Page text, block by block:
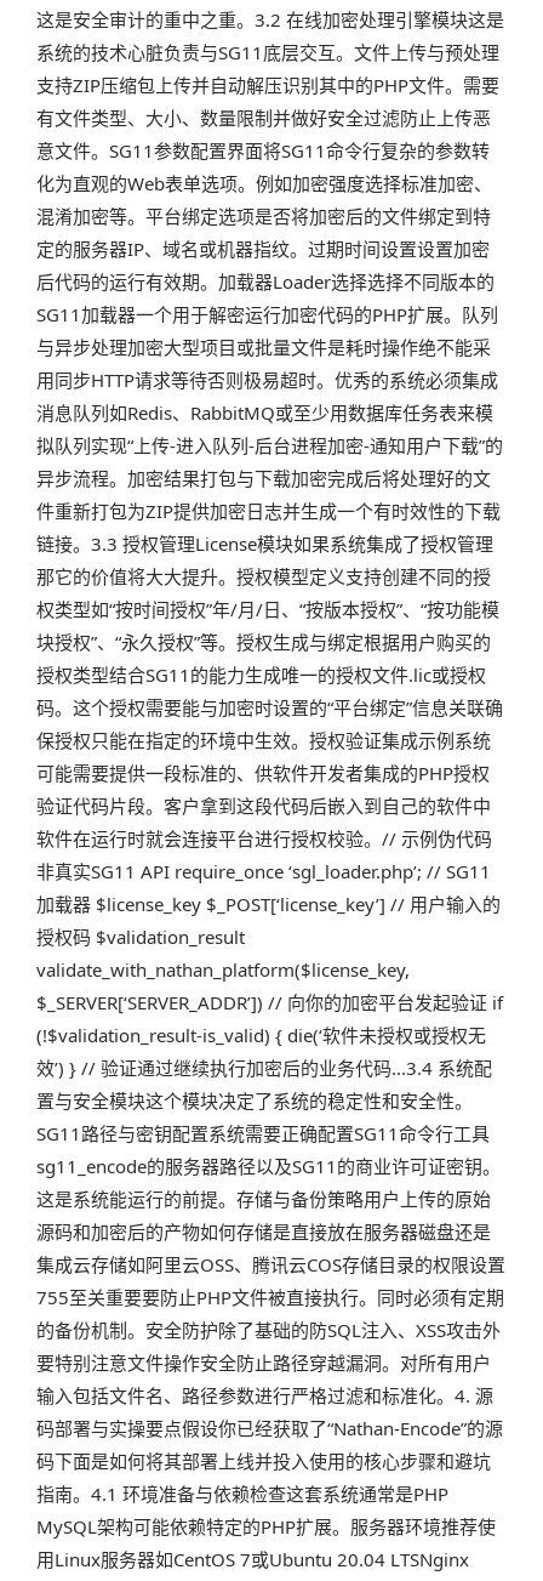
这是安全审计的重中之重。3.2 在线加密处理引擎模块这是
系统的技术心脏负责与SG11底层交互。文件上传与预处理
支持ZIP压缩包上传并自动解压识别其中的PHP文件。需要
有文件类型、大小、数量限制并做好安全过滤防止上传恶
意文件。SG11参数配置界面将SG11命令行复杂的参数转
化为直观的Web表单选项。例如加密强度选择标准加密、
混淆加密等。平台绑定选项是否将加密后的文件绑定到特
定的服务器IP、域名或机器指纹。过期时间设置设置加密
后代码的运行有效期。加载器Loader选择选择不同版本的
SG11加载器一个用于解密运行加密代码的PHP扩展。队列
与异步处理加密大型项目或批量文件是耗时操作绝不能采
用同步HTTP请求等待否则极易超时。优秀的系统必须集成
消息队列如Redis、RabbitMQ或至少用数据库任务表来模
拟队列实现“上传-进入队列-后台进程加密-通知用户下载”的
异步流程。加密结果打包与下载加密完成后将处理好的文
件重新打包为ZIP提供加密日志并生成一个有时效性的下载
链接。3.3 授权管理License模块如果系统集成了授权管理
那它的价值将大大提升。授权模型定义支持创建不同的授
权类型如“按时间授权”年/月/日、“按版本授权”、“按功能模
块授权”、“永久授权”等。授权生成与绑定根据用户购买的
授权类型结合SG11的能力生成唯一的授权文件.lic或授权
码。这个授权需要能与加密时设置的“平台绑定”信息关联确
保授权只能在指定的环境中生效。授权验证集成示例系统
可能需要提供一段标准的、供软件开发者集成的PHP授权
验证代码片段。客户拿到这段代码后嵌入到自己的软件中
软件在运行时就会连接平台进行授权校验。// 示例伪代码
非真实SG11 API require_once ‘sgl_loader.php’; // SG11
加载器 $license_key $_POST[‘license_key’] // 用户输入的
授权码 $validation_result
validate_with_nathan_platform($license_key,
$_SERVER[‘SERVER_ADDR’]) // 向你的加密平台发起验证 if
(!$validation_result-is_valid) { die(‘软件未授权或授权无
效’) } // 验证通过继续执行加密后的业务代码...3.4 系统配
置与安全模块这个模块决定了系统的稳定性和安全性。
SG11路径与密钥配置系统需要正确配置SG11命令行工具
sg11_encode的服务器路径以及SG11的商业许可证密钥。
这是系统能运行的前提。存储与备份策略用户上传的原始
源码和加密后的产物如何存储是直接放在服务器磁盘还是
集成云存储如阿里云OSS、腾讯云COS存储目录的权限设置
755至关重要要防止PHP文件被直接执行。同时必须有定期
的备份机制。安全防护除了基础的防SQL注入、XSS攻击外
要特别注意文件操作安全防止路径穿越漏洞。对所有用户
输入包括文件名、路径参数进行严格过滤和标准化。4. 源
码部署与实操要点假设你已经获取了“Nathan-Encode”的源
码下面是如何将其部署上线并投入使用的核心步骤和避坑
指南。4.1 环境准备与依赖检查这套系统通常是PHP
MySQL架构可能依赖特定的PHP扩展。服务器环境推荐使
用Linux服务器如CentOS 7或Ubuntu 20.04 LTSNginx